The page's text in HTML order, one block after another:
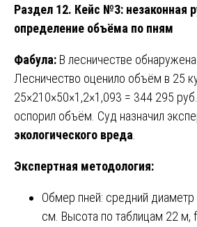
Раздел 12. Кейс №3: незаконная
определение объёма по пням
Фабула: В лесничестве
Лесничество оценило объём в 25
25×210×50×1,2×1,093 = 344 295
оспорил объём. Суд назначил
экологического вреда
Экспертная методология:
Обмер пней: средний
см. Высота по таблицам 22 м,